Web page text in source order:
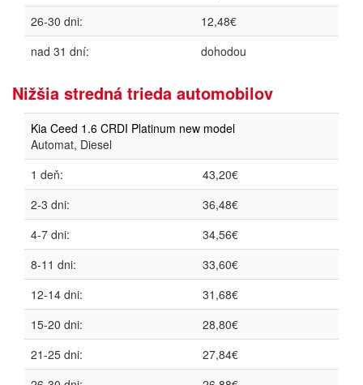
26-30 dni:
12,48€
nad 31 dní:
dohodou
Nižšia stredná trieda automobilov
Kia Ceed 1.6 CRDI Platinum new model
Automat, Diesel
1 deň:
43,20€
2-3 dni:
36,48€
4-7 dni:
34,56€
8-11 dni:
33,60€
12-14 dni:
31,68€
15-20 dni:
28,80€
21-25 dni:
27,84€